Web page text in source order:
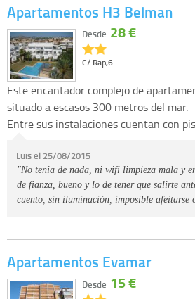
Apartamentos H3 Belman
C/ Rap,6
Desde 28 €
Este encantador complejo de
situado a escasos 300 metros del mar.
Entre sus instalaciones cuentan con
Luis el 25/08/2015
"No tenia de nada, ni wifi limpieza mala y
de fianza, bueno y lo de tener que salirte
cuento, sin iluminación, imposible
Apartamentos Evamar
Desde 15 €